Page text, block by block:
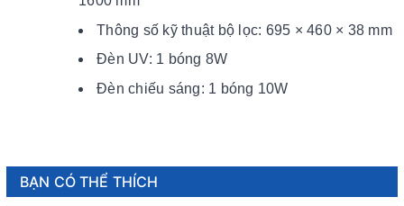
Thông số kỹ thuật bộ lọc: 695 × 460 × 38 mm
Đèn UV: 1 bóng 8W
Đèn chiếu sáng: 1 bóng 10W
BẠN CÓ THỂ THÍCH